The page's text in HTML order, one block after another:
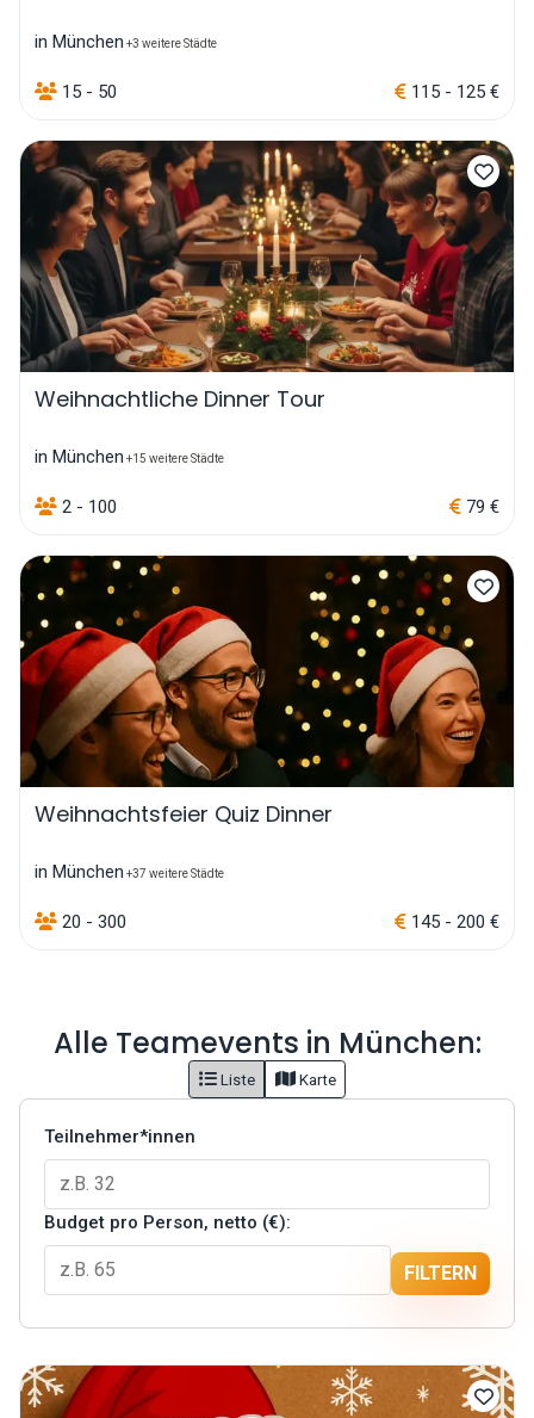
in München +3 weitere Städte
15 - 50 115 - 125 €
Weihnachtliche Dinner Tour
in München +15 weitere Städte
2 - 100 79 €
Weihnachtsfeier Quiz Dinner
in München +37 weitere Städte
20 - 300 145 - 200 €
Alle Teamevents in München:
Liste Karte
Teilnehmer*innen
Budget pro Person, netto (€):
FILTERN